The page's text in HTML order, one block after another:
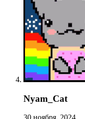
Nyam_Cat